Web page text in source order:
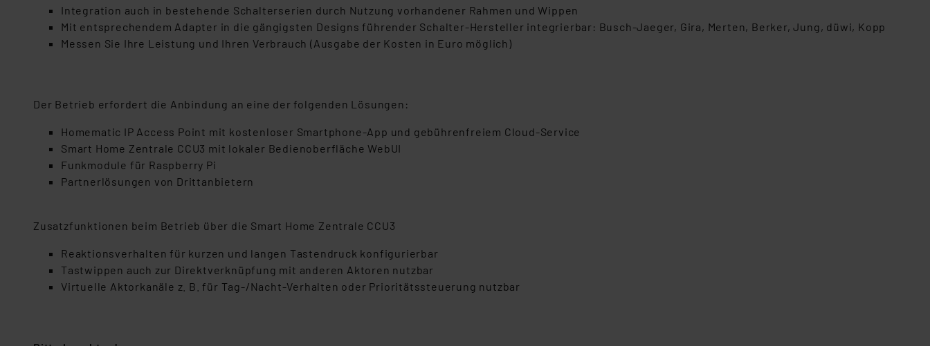
Integration auch in bestehende Schalterserien durch Nutzung vorhandener Rahmen und Wippen
Mit entsprechendem Adapter in die gängigsten Designs führender Schalter-Hersteller integrierbar: Busch-Jaeger, Gira, Merten, Berker, Jung, düwi, Kopp
Messen Sie Ihre Leistung und Ihren Verbrauch (Ausgabe der Kosten in Euro möglich)
Der Betrieb erfordert die Anbindung an eine der folgenden Lösungen:
Homematic IP Access Point mit kostenloser Smartphone-App und gebührenfreiem Cloud-Service
Smart Home Zentrale CCU3 mit lokaler Bedienoberfläche WebUI
Funkmodule für Raspberry Pi
Partnerlösungen von Drittanbietern
Zusatzfunktionen beim Betrieb über die Smart Home Zentrale CCU3
Reaktionsverhalten für kurzen und langen Tastendruck konfigurierbar
Tastwippen auch zur Direktverknüpfung mit anderen Aktoren nutzbar
Virtuelle Aktorkanäle z. B. für Tag-/Nacht-Verhalten oder Prioritätssteuerung nutzbar